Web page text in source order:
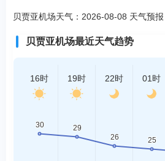
贝贾亚机场天气：2026-08-08 天气预报
贝贾亚机场最近天气趋势
16时 19时 22时 01时